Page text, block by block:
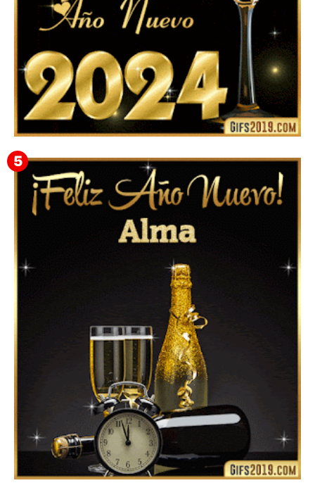
Feliz Año Nuevo 2024: Mensajes, Frases, Imágenes
GIF para Compartir en WhatsApp, Telegram e
Instagram